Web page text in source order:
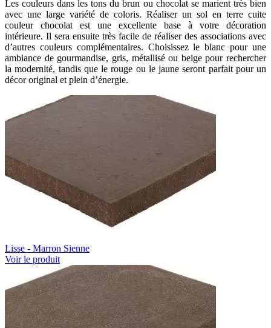
Les couleurs dans les tons du brun ou chocolat se marient très bien
avec une large variété de coloris. Réaliser un sol en terre cuite
couleur chocolat est une excellente base à votre décoration
intérieure. Il sera ensuite très facile de réaliser des associations avec
d’autres couleurs complémentaires. Choisissez le blanc pour une
ambiance de gourmandise, gris, métallisé ou beige pour rechercher
la modernité, tandis que le rouge ou le jaune seront parfait pour un
décor original et plein d’énergie.
Lisse - Marron Sienne
Voir le produit